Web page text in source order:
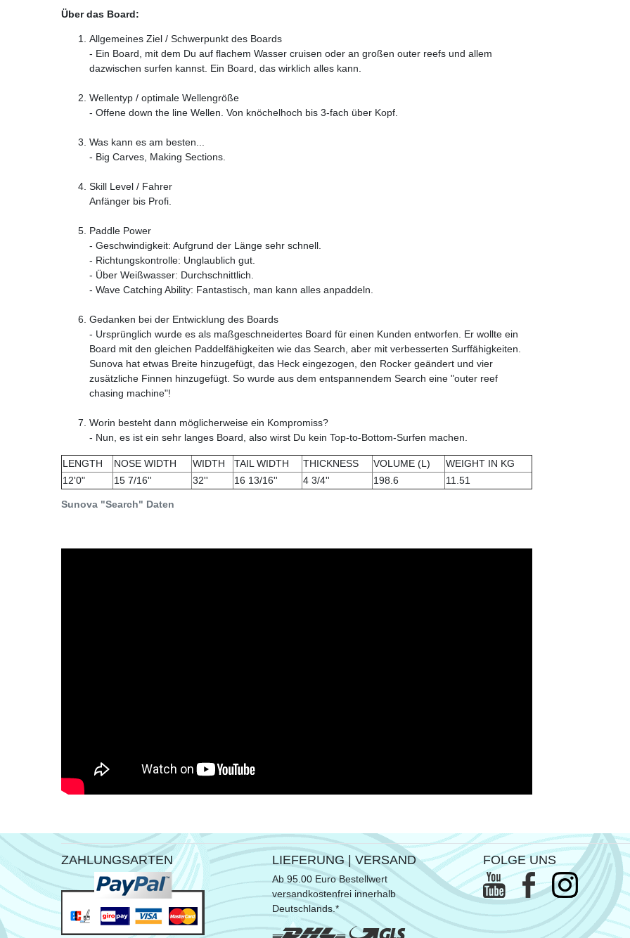
Über das Board:
Allgemeines Ziel / Schwerpunkt des Boards
- Ein Board, mit dem Du auf flachem Wasser cruisen oder an großen outer reefs und allem
dazwischen surfen kannst. Ein Board, das wirklich alles kann.
Wellentyp / optimale Wellengröße
- Offene down the line Wellen. Von knöchelhoch bis 3-fach über Kopf.
Was kann es am besten...
- Big Carves, Making Sections.
Skill Level / Fahrer
Anfänger bis Profi.
Paddle Power
- Geschwindigkeit: Aufgrund der Länge sehr schnell.
- Richtungskontrolle: Unglaublich gut.
- Über Weißwasser: Durchschnittlich.
- Wave Catching Ability: Fantastisch, man kann alles anpaddeln.
Gedanken bei der Entwicklung des Boards
- Ursprünglich wurde es als maßgeschneidertes Board für einen Kunden entworfen. Er wollte ein
Board mit den gleichen Paddelfähigkeiten wie das Search, aber mit verbesserten Surffähigkeiten.
Sunova hat etwas Breite hinzugefügt, das Heck eingezogen, den Rocker geändert und vier
zusätzliche Finnen hinzugefügt. So wurde aus dem entspannendem Search eine "outer reef
chasing machine"!
Worin besteht dann möglicherweise ein Kompromiss?
- Nun, es ist ein sehr langes Board, also wirst Du kein Top-to-Bottom-Surfen machen.
Sunova "Search" Daten
LENGTH NOSE WIDTH WIDTH TAIL WIDTH THICKNESS VOLUME (L)
WEIGHT IN KG
12'0"
15 7/16'' 32'' 16 13/16'' 4 3/4'' 198.6 11.51
ZAHLUNGSARTEN LIEFERUNG | VERSAND
Ab 95.00 Euro Bestellwert
versandkostenfrei innerhalb
Deutschlands.*
FOLGE UNS